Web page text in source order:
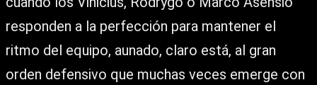
responden a la perfección para mantener el
ritmo del equipo, aunado, claro está, al gran
orden defensivo que muchas veces emerge con